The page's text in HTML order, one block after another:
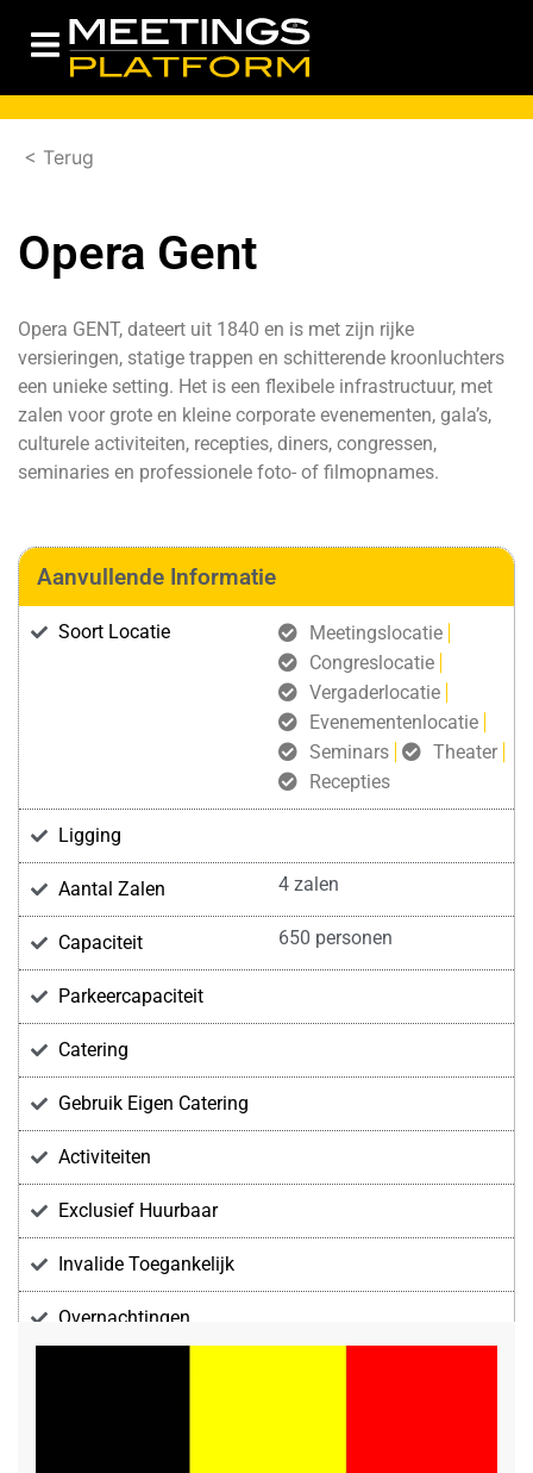
< Terug
Opera Gent
Opera GENT, dateert uit 1840 en is met zijn rijke
versieringen, statige trappen en schitterende kroonluchters
een unieke setting. Het is een flexibele infrastructuur, met
zalen voor grote en kleine corporate evenementen, gala’s,
culturele activiteiten, recepties, diners, congressen,
seminaries en professionele foto- of filmopnames.
Aanvullende Informatie
Soort Locatie
Meetingslocatie
Congreslocatie
Vergaderlocatie
Evenementenlocatie
Seminars
Theater
Recepties
Ligging
Aantal Zalen 4 zalen
Capaciteit 650 personen
Parkeercapaciteit
Catering
Gebruik Eigen Catering
Activiteiten
Exclusief Huurbaar
Invalide Toegankelijk
Overnachtingen